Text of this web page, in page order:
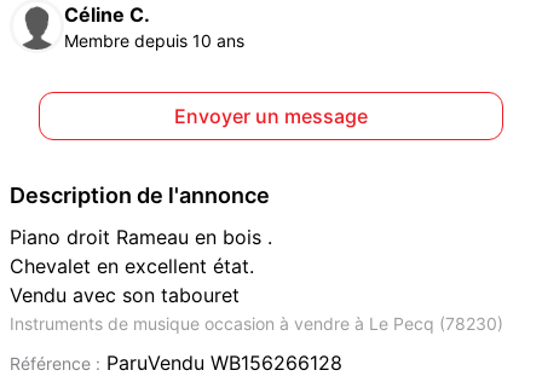
Céline C.
Membre depuis 10 ans
Envoyer un message
Description de l'annonce
Piano droit Rameau en bois .
Chevalet en excellent état.
Vendu avec son tabouret
Instruments de musique occasion à vendre à Le Pecq (78230)
Référence : ParuVendu WB156266128